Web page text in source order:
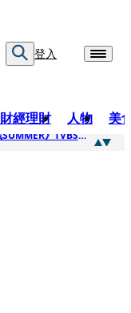
登入
財經理財 人物 美
邊看偶像邊拚韓國行 《2026 SBS歌謠大戰SUMMER》TVBS直播祭追星福利